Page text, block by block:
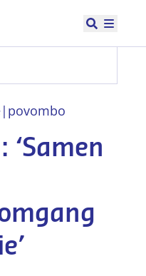
Open
| povombo